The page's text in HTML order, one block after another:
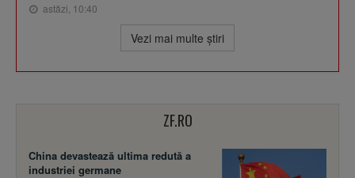
astăzi, 10:40
Vezi mai multe ştiri
ZF.RO
China devastează ultima redută a
industriei germane